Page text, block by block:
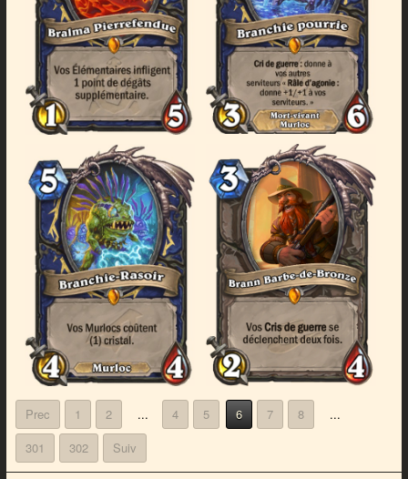
Prec 1 2 ... 4 5 6 7 8
...
301
302 Suiv